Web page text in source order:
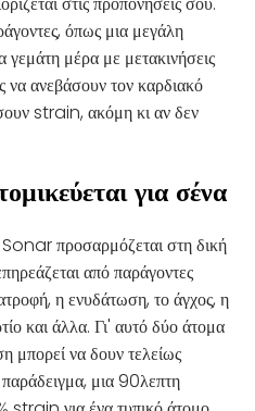
όπως μια μεγάλη
μέρα με μετακινήσεις
να ανεβάσουν τον καρδιακό
strain, ακόμη κι αν δεν
για σένα
προσαρμόζεται στη δική
από παράγοντες
η ενυδάτωση, το άγχος, η
και άλλα. Γι' αυτό δύο άτομα
μπορεί να δουν τελείως
μια 90λεπτη